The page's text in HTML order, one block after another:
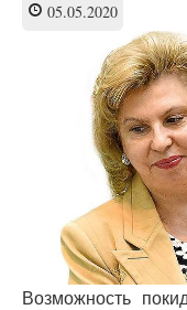
05.05.2020
Возможность